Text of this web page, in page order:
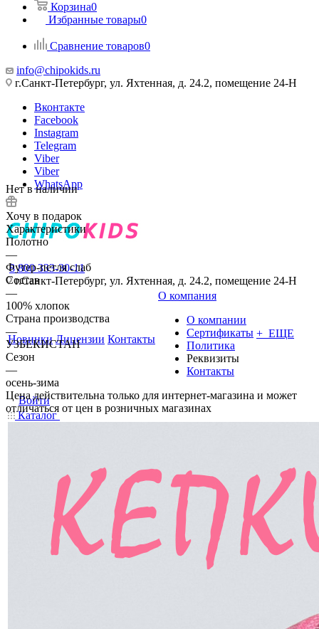
Корзина0
Избранные товары0
Сравнение товаров0
info@chipokids.ru
г.Санкт-Петербург, ул. Яхтенная, д. 24.2, помещение 24-Н
Вконтакте
Facebook
Instagram
Telegram
Viber
Viber
WhatsApp
8 800 333-30-11
г.Санкт-Петербург, ул. Яхтенная, д. 24.2, помещение 24-Н
Новинки Лицензии Контакты
О компания
О компании
Сертификаты
Политика
Реквизиты
Контакты
+ ЕЩЕ
Войти
Каталог
Нет в наличии
Хочу в подарок
Характеристики
Полотно
—
Футер-петля слаб
Состав
—
100% хлопок
Страна производства
—
УЗБЕКИСТАН
Сезон
—
осень-зима
Цена действительна только для интернет-магазина и может
отличаться от цен в розничных магазинах